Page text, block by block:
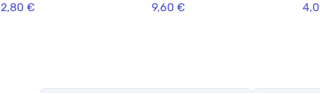
2,80 €
casero
9,60 €